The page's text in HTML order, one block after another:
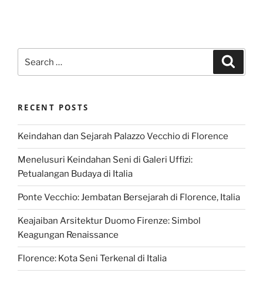
for:
RECENT POSTS
Keindahan dan Sejarah Palazzo Vecchio di Florence
Menelusuri Keindahan Seni di Galeri Uffizi:
Petualangan Budaya di Italia
Ponte Vecchio: Jembatan Bersejarah di Florence, Italia
Keajaiban Arsitektur Duomo Firenze: Simbol
Keagungan Renaissance
Florence: Kota Seni Terkenal di Italia